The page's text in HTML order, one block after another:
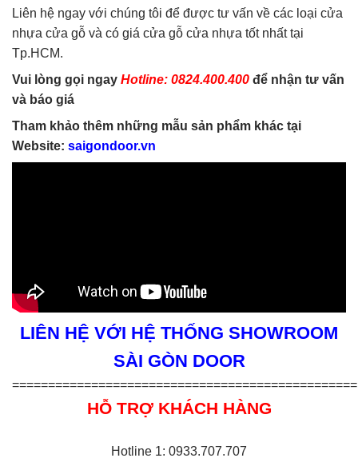
Liên hệ ngay với chúng tôi để được tư vấn về các loại cửa
nhựa cửa gỗ và có giá cửa gỗ cửa nhựa tốt nhất tại
Tp.HCM.
Vui lòng gọi ngay Hotline: 0824.400.400 để nhận tư vấn
và báo giá
Tham khảo thêm những mẫu sản phẩm khác tại
Website: saigondoor.vn
LIÊN HỆ VỚI HỆ THỐNG SHOWROOM
SÀI GÒN DOOR
================================================
HỖ TRỢ KHÁCH HÀNG
Hotline 1: 0933.707.707